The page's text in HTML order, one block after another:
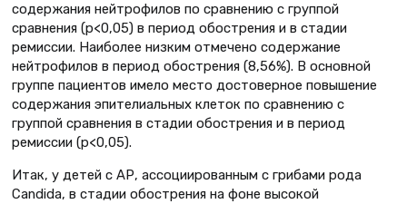
содержания нейтрофилов по сравнению с группой
сравнения (p<0,05) в период обострения и в стадии
ремиссии. Наиболее низким отмечено содержание
нейтрофилов в период обострения (8,56%). В основной
группе пациентов имело место достоверное повышение
содержания эпителиальных клеток по сравнению с
группой сравнения в стадии обострения и в период
ремиссии (p<0,05).
Итак, у детей с АР, ассоциированным с грибами рода
Сandida, в стадии обострения на фоне высокой